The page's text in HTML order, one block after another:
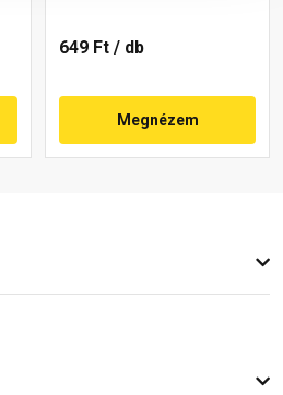
649 Ft / db
Megnézem